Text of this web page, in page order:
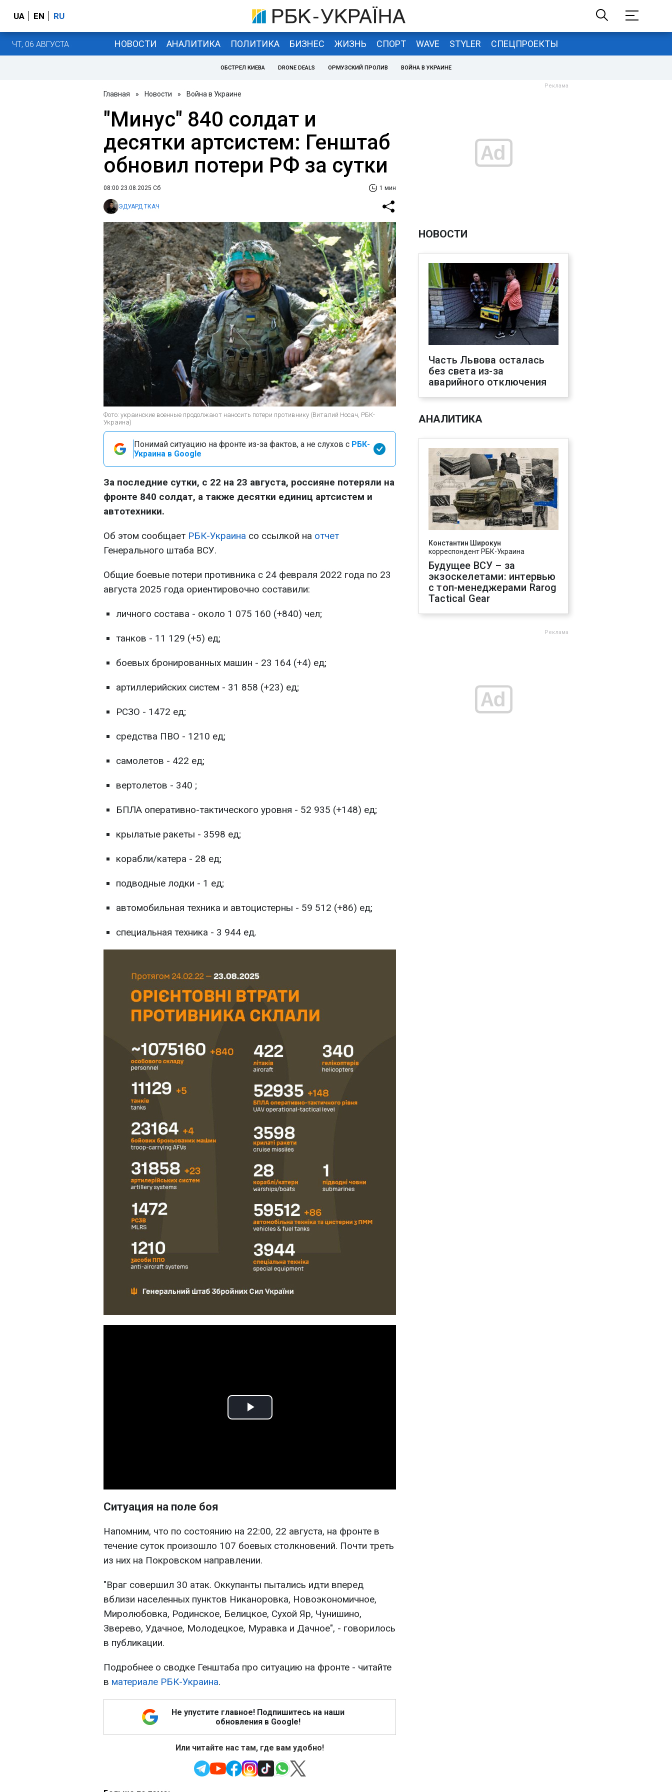
UA EN RU
ЧТ, 06 АВГУСТА НОВОСТИ АНАЛИТИКА ПОЛИТИКА БИЗНЕС ЖИЗНЬ СПОРТ WAVE STYLER СПЕЦПРОЕКТЫ
ОБСТРЕЛ КИЕВА DRONE DEALS ОРМУЗСКИЙ ПРОЛИВ ВОЙНА В УКРАИНЕ
Главная » Новости » Война в Украине
"Минус" 840 солдат и
десятки артсистем: Генштаб
обновил потери РФ за сутки
08:00 23.08.2025 Сб 1 мин
ЭДУАРД ТКАЧ
Фото: украинские военные продолжают наносить потери противнику (Виталий Носач, РБК-
Украина)
Понимай ситуацию на фронте из-за фактов, а не слухов с РБК-
Украина в Google
За последние сутки, с 22 на 23 августа, россияне потеряли на
фронте 840 солдат, а также десятки единиц артсистем и
автотехники.
Об этом сообщает РБК-Украина со ссылкой на отчет
Генерального штаба ВСУ.
Общие боевые потери противника с 24 февраля 2022 года по 23
августа 2025 года ориентировочно составили:
личного состава - около 1 075 160 (+840) чел;
танков - 11 129 (+5) ед;
боевых бронированных машин - 23 164 (+4) ед;
артиллерийских систем - 31 858 (+23) ед;
РСЗО - 1472 ед;
средства ПВО - 1210 ед;
самолетов - 422 ед;
вертолетов - 340 ;
БПЛА оперативно-тактического уровня - 52 935 (+148) ед;
крылатые ракеты - 3598 ед;
корабли/катера - 28 ед;
подводные лодки - 1 ед;
автомобильная техника и автоцистерны - 59 512 (+86) ед;
специальная техника - 3 944 ед.
Play
Ситуация на поле боя
Напомним, что по состоянию на 22:00, 22 августа, на фронте в
течение суток произошло 107 боевых столкновений. Почти треть
из них на Покровском направлении.
"Враг совершил 30 атак. Оккупанты пытались идти вперед
вблизи населенных пунктов Никаноровка, Новоэкономичное,
Миролюбовка, Родинское, Белицкое, Сухой Яр, Чунишино,
Зверево, Удачное, Молодецкое, Муравка и Дачное", - говорилось
в публикации.
Подробнее о сводке Генштаба про ситуацию на фронте - читайте
в материале РБК-Украина.
Не упустите главное! Подпишитесь на наши
обновления в Google!
Или читайте нас там, где вам удобно!
НОВОСТИ
Часть Львова осталась
без света из-за
аварийного отключения
АНАЛИТИКА
Константин Широкун
корреспондент РБК-Украина
Будущее ВСУ – за
экзоскелетами: интервью
с топ-менеджерами Rarog
Tactical Gear